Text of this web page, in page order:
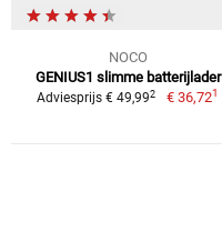
NOCO
GENIUS1 slimme batterijlader
Adviesprijs € 49,992 € 36,721